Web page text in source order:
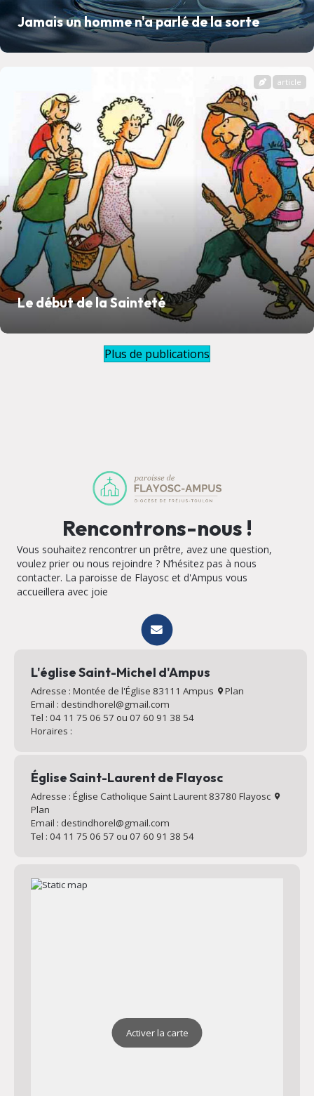
Jamais un homme n'a parlé de la sorte
Le début de la Sainteté
article
Plus de publications
Rencontrons-nous !
Vous souhaitez rencontrer un prêtre, avez une question,
voulez prier ou nous rejoindre ? N’hésitez pas à nous
contacter. La paroisse de Flayosc et d'Ampus vous
accueillera avec joie
L'église Saint-Michel d'Ampus
Adresse : Montée de l'Église 83111 Ampus
Plan
Email : destindhorel@gmail.com
Tel : 04 11 75 06 57 ou 07 60 91 38 54
Horaires :
Église Saint-Laurent de Flayosc
Adresse : Église Catholique Saint Laurent 83780 Flayosc
Plan
Email : destindhorel@gmail.com
Tel : 04 11 75 06 57 ou 07 60 91 38 54
Activer la carte